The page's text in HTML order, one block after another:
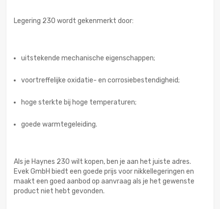
Legering 230 wordt gekenmerkt door:
uitstekende mechanische eigenschappen;
voortreffelijke oxidatie- en corrosiebestendigheid;
hoge sterkte bij hoge temperaturen;
goede warmtegeleiding.
Als je Haynes 230 wilt kopen, ben je aan het juiste adres.
Evek GmbH biedt een goede prijs voor nikkellegeringen en
maakt een goed aanbod op aanvraag als je het gewenste
product niet hebt gevonden.